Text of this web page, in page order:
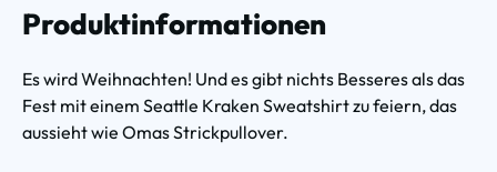
Produktinformationen
Es wird Weihnachten! Und es gibt nichts Besseres als das
Fest mit einem Seattle Kraken Sweatshirt zu feiern, das
aussieht wie Omas Strickpullover.